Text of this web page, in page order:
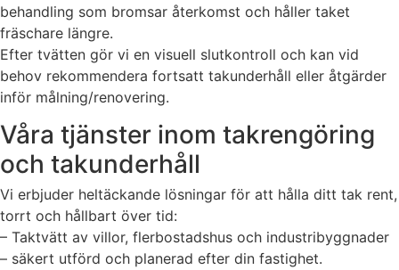
behandling som bromsar återkomst och håller taket
fräschare längre.
Efter tvätten gör vi en visuell slutkontroll och kan vid
behov rekommendera fortsatt takunderhåll eller åtgärder
inför målning/renovering.
Våra tjänster inom takrengöring
och takunderhåll
Vi erbjuder heltäckande lösningar för att hålla ditt tak rent,
torrt och hållbart över tid:
– Taktvätt av villor, flerbostadshus och industribyggnader
– säkert utförd och planerad efter din fastighet.